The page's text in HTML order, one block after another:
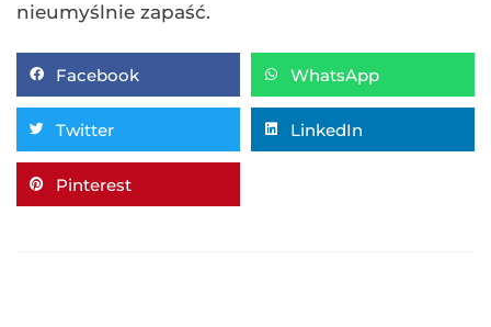
nieumyślnie zapaść.
Facebook WhatsApp
Twitter LinkedIn
Pinterest